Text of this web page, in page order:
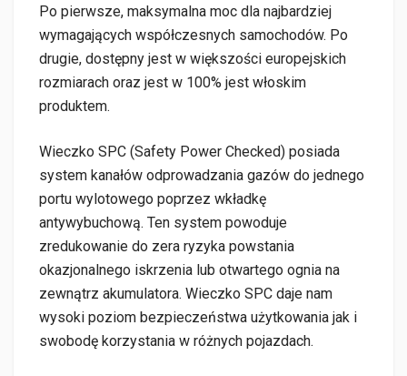
Po pierwsze, maksymalna moc dla najbardziej
wymagających współczesnych samochodów. Po
drugie, dostępny jest w większości europejskich
rozmiarach oraz jest w 100% jest włoskim
produktem.
Wieczko SPC (Safety Power Checked) posiada
system kanałów odprowadzania gazów do jednego
portu wylotowego poprzez wkładkę
antywybuchową. Ten system powoduje
zredukowanie do zera ryzyka powstania
okazjonalnego iskrzenia lub otwartego ognia na
zewnątrz akumulatora. Wieczko SPC daje nam
wysoki poziom bezpieczeństwa użytkowania jak i
swobodę korzystania w różnych pojazdach.